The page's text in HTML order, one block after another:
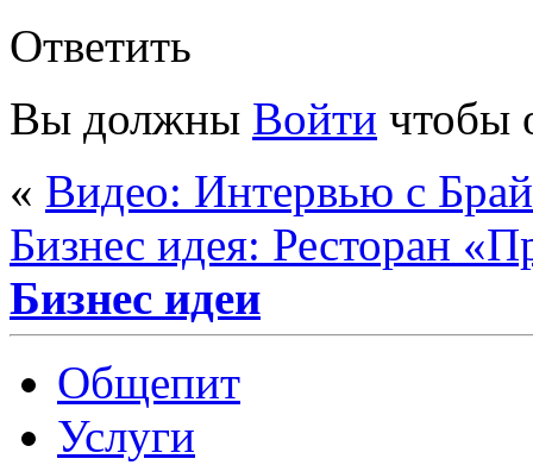
Ответить
Вы должны Войти чтобы
« Видео: Интервью с
Бизнес идея: Ресторан
Бизнес идеи
Общепит
Услуги